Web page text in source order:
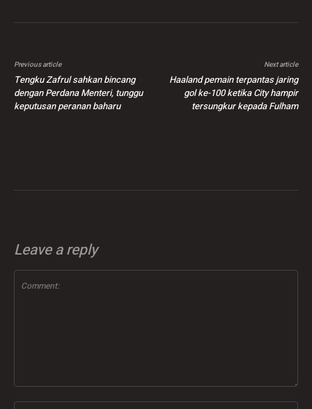
Previous article
Tengku Zafrul sahkan bincang
dengan Perdana Menteri, tunggu
keputusan peranan baharu
Next article
Haaland pemain terpantas jaring
gol ke-100 ketika City hampir
tersungkur kepada Fulham
Leave a reply